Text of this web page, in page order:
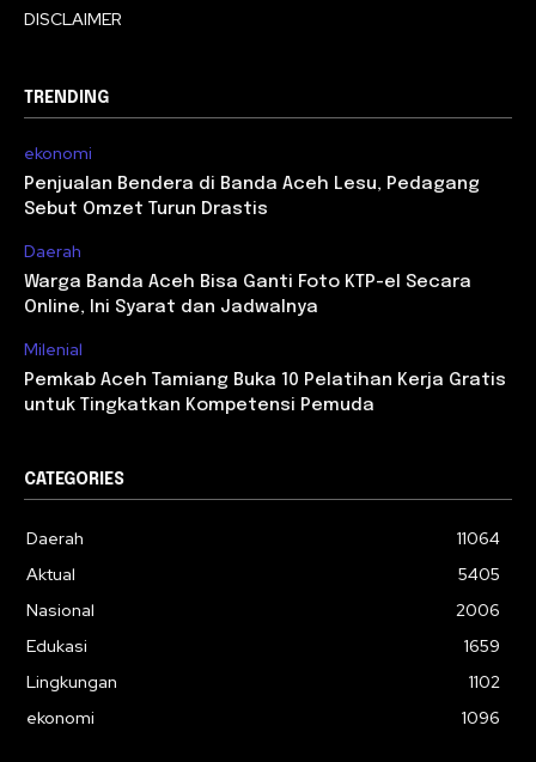
DISCLAIMER
TRENDING
ekonomi
Penjualan Bendera di Banda Aceh Lesu, Pedagang
Sebut Omzet Turun Drastis
Daerah
Warga Banda Aceh Bisa Ganti Foto KTP-el Secara
Online, Ini Syarat dan Jadwalnya
Milenial
Pemkab Aceh Tamiang Buka 10 Pelatihan Kerja Gratis
untuk Tingkatkan Kompetensi Pemuda
CATEGORIES
Daerah
11064
Aktual
5405
Nasional
2006
Edukasi
1659
Lingkungan
1102
ekonomi
1096